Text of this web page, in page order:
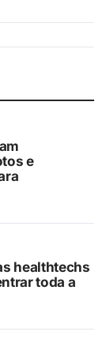
e
healthtechs
toda a